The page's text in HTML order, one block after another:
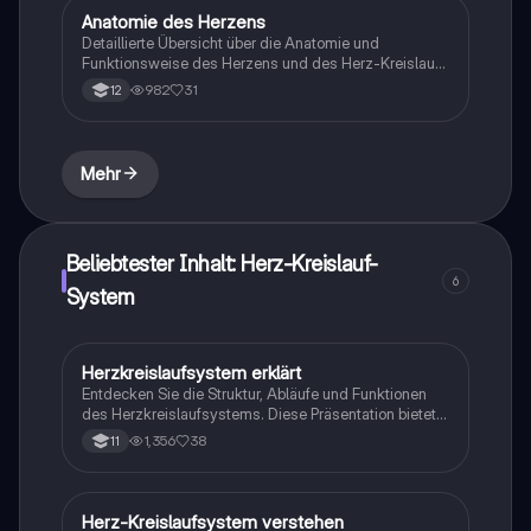
Diese Zusammenfassung bietet einen umfassenden
Überblick über die wichtigsten Aspekte des Herz-
Kreislaufsystems und ist ideal für Schüler der Klasse
7d.
Biologie
Anatomie des Herzens
Detaillierte Übersicht über die Anatomie und
Funktionsweise des Herzens und des Herz-Kreislauf-
Systems. Erfahren Sie mehr über Systole, Diastole, die
Struktur des Herzens, die Blutversorgung und die
Schaubilder.
12 982 31
Mehr
Beliebtester Inhalt: Herz-Kreislauf-
System
6
Biologie
Herzkreislaufsystem erklärt
Entdecken Sie die Struktur, Abläufe und Funktionen
des Herzkreislaufsystems. Diese Präsentation bietet
einen umfassenden Überblick über den Bluttransport,
die Sauerstoffversorgung und die
11 1,356 38
Biologie
Herz-Kreislaufsystem verstehen